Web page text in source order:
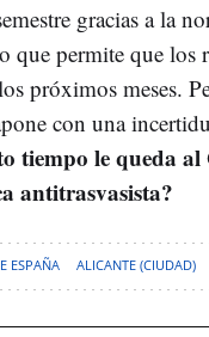
gracias a la
que permite que los
próximos meses.
con una
tiempo le queda
antitrasvasista?
ESPAÑA ALICANTE (CIUDAD)